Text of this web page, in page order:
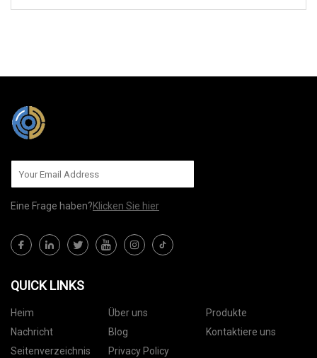
Eine Frage haben?Klicken Sie hier
QUICK LINKS
Heim Über uns
Produkte
Nachricht
Blog
Kontaktiere uns
Seitenverzeichnis
Privacy Policy